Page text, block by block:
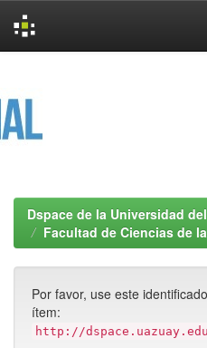
Dspace de la Universidad
Facultad de Ciencias de
Por favor, use este
ítem:
http://